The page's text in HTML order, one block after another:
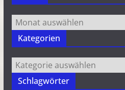
Archiv
Kategorien
Kategorien
Schlagwörter